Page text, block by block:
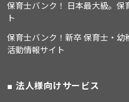
保育士バンク！ 日本最大級。保
ト
保育士バンク！新卒 保育士・
活動情報サイト
法人様向けサービス